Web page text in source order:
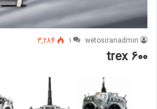
wetosiranadmin
1
3,284
trex 600